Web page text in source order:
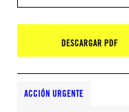
DESCARGAR PDF
ACCIÓN URGENTE